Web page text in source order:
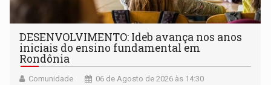
DESENVOLVIMENTO: Ideb avança nos anos
iniciais do ensino fundamental em
Rondônia
Comunidade 06 de Agosto de 2026 às 14:30